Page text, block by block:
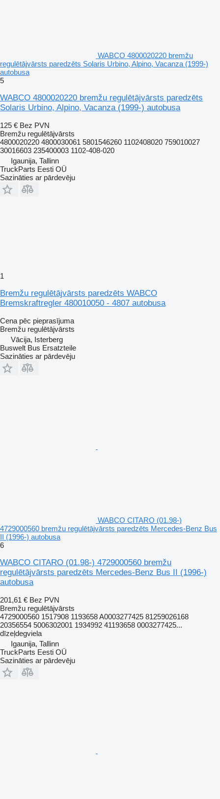
WABCO 4800020220 bremžu
regulētājvārsts paredzēts Solaris Urbino, Alpino, Vacanza (1999-)
autobusa
5
WABCO 4800020220 bremžu regulētājvārsts paredzēts
Solaris Urbino, Alpino, Vacanza (1999-) autobusa
125 € Bez PVN
Bremžu regulētājvārsts
4800020220 4800030061 5801546260 1102408020 759010027
30016603 235400003 1102-408-020
Igaunija, Tallinn
TruckParts Eesti OÜ
Sazināties ar pārdevēju
1
Bremžu regulētājvārsts paredzēts WABCO
Bremskraftregler 480010050 - 4807 autobusa
Cena pēc pieprasījuma
Bremžu regulētājvārsts
Vācija, Isterberg
Buswelt Bus Ersatzteile
Sazināties ar pārdevēju
WABCO CITARO (01.98-)
4729000560 bremžu regulētājvārsts paredzēts Mercedes-Benz Bus
II (1996-) autobusa
6
WABCO CITARO (01.98-) 4729000560 bremžu
regulētājvārsts paredzēts Mercedes-Benz Bus II (1996-)
autobusa
201,61 € Bez PVN
Bremžu regulētājvārsts
4729000560 1517908 1193658 A0003277425 81259026168
20356554 5006302001 1934992 41193658 0003277425...
dīzeļdegviela
Igaunija, Tallinn
TruckParts Eesti OÜ
Sazināties ar pārdevēju